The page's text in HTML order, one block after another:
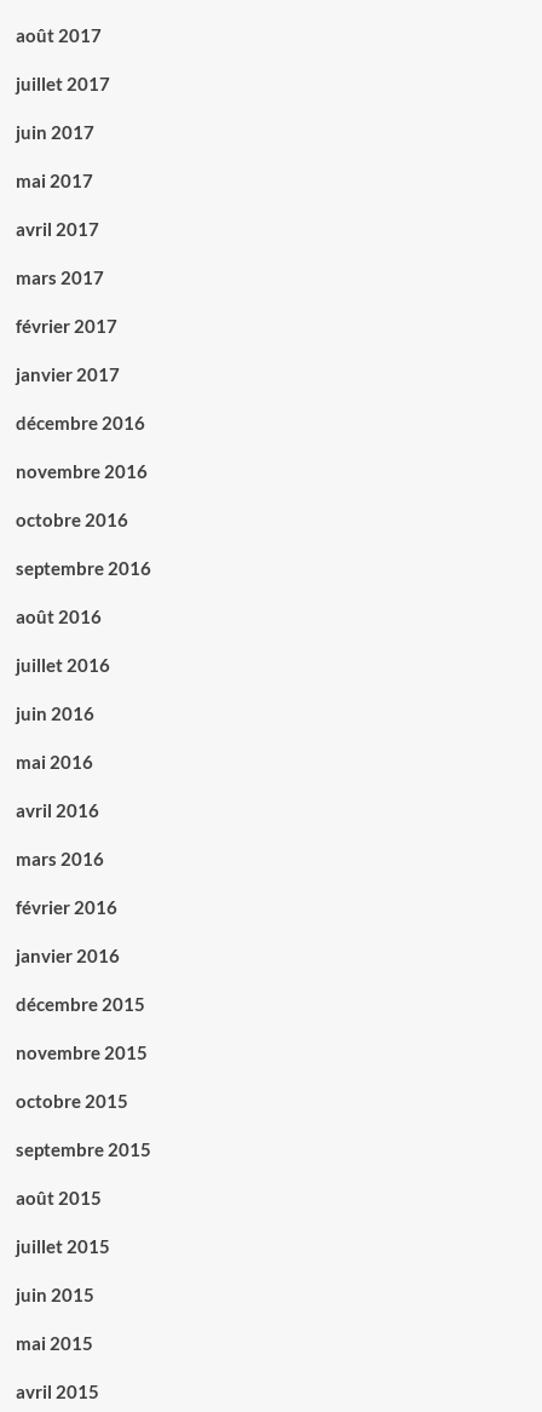
août 2017
juillet 2017
juin 2017
mai 2017
avril 2017
mars 2017
février 2017
janvier 2017
décembre 2016
novembre 2016
octobre 2016
septembre 2016
août 2016
juillet 2016
juin 2016
mai 2016
avril 2016
mars 2016
février 2016
janvier 2016
décembre 2015
novembre 2015
octobre 2015
septembre 2015
août 2015
juillet 2015
juin 2015
mai 2015
avril 2015